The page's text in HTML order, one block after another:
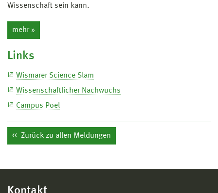
Wissenschaft sein kann.
mehr »
Links
Wismarer Science Slam
Wissenschaftlicher Nachwuchs
Campus Poel
Zurück zu allen Meldungen